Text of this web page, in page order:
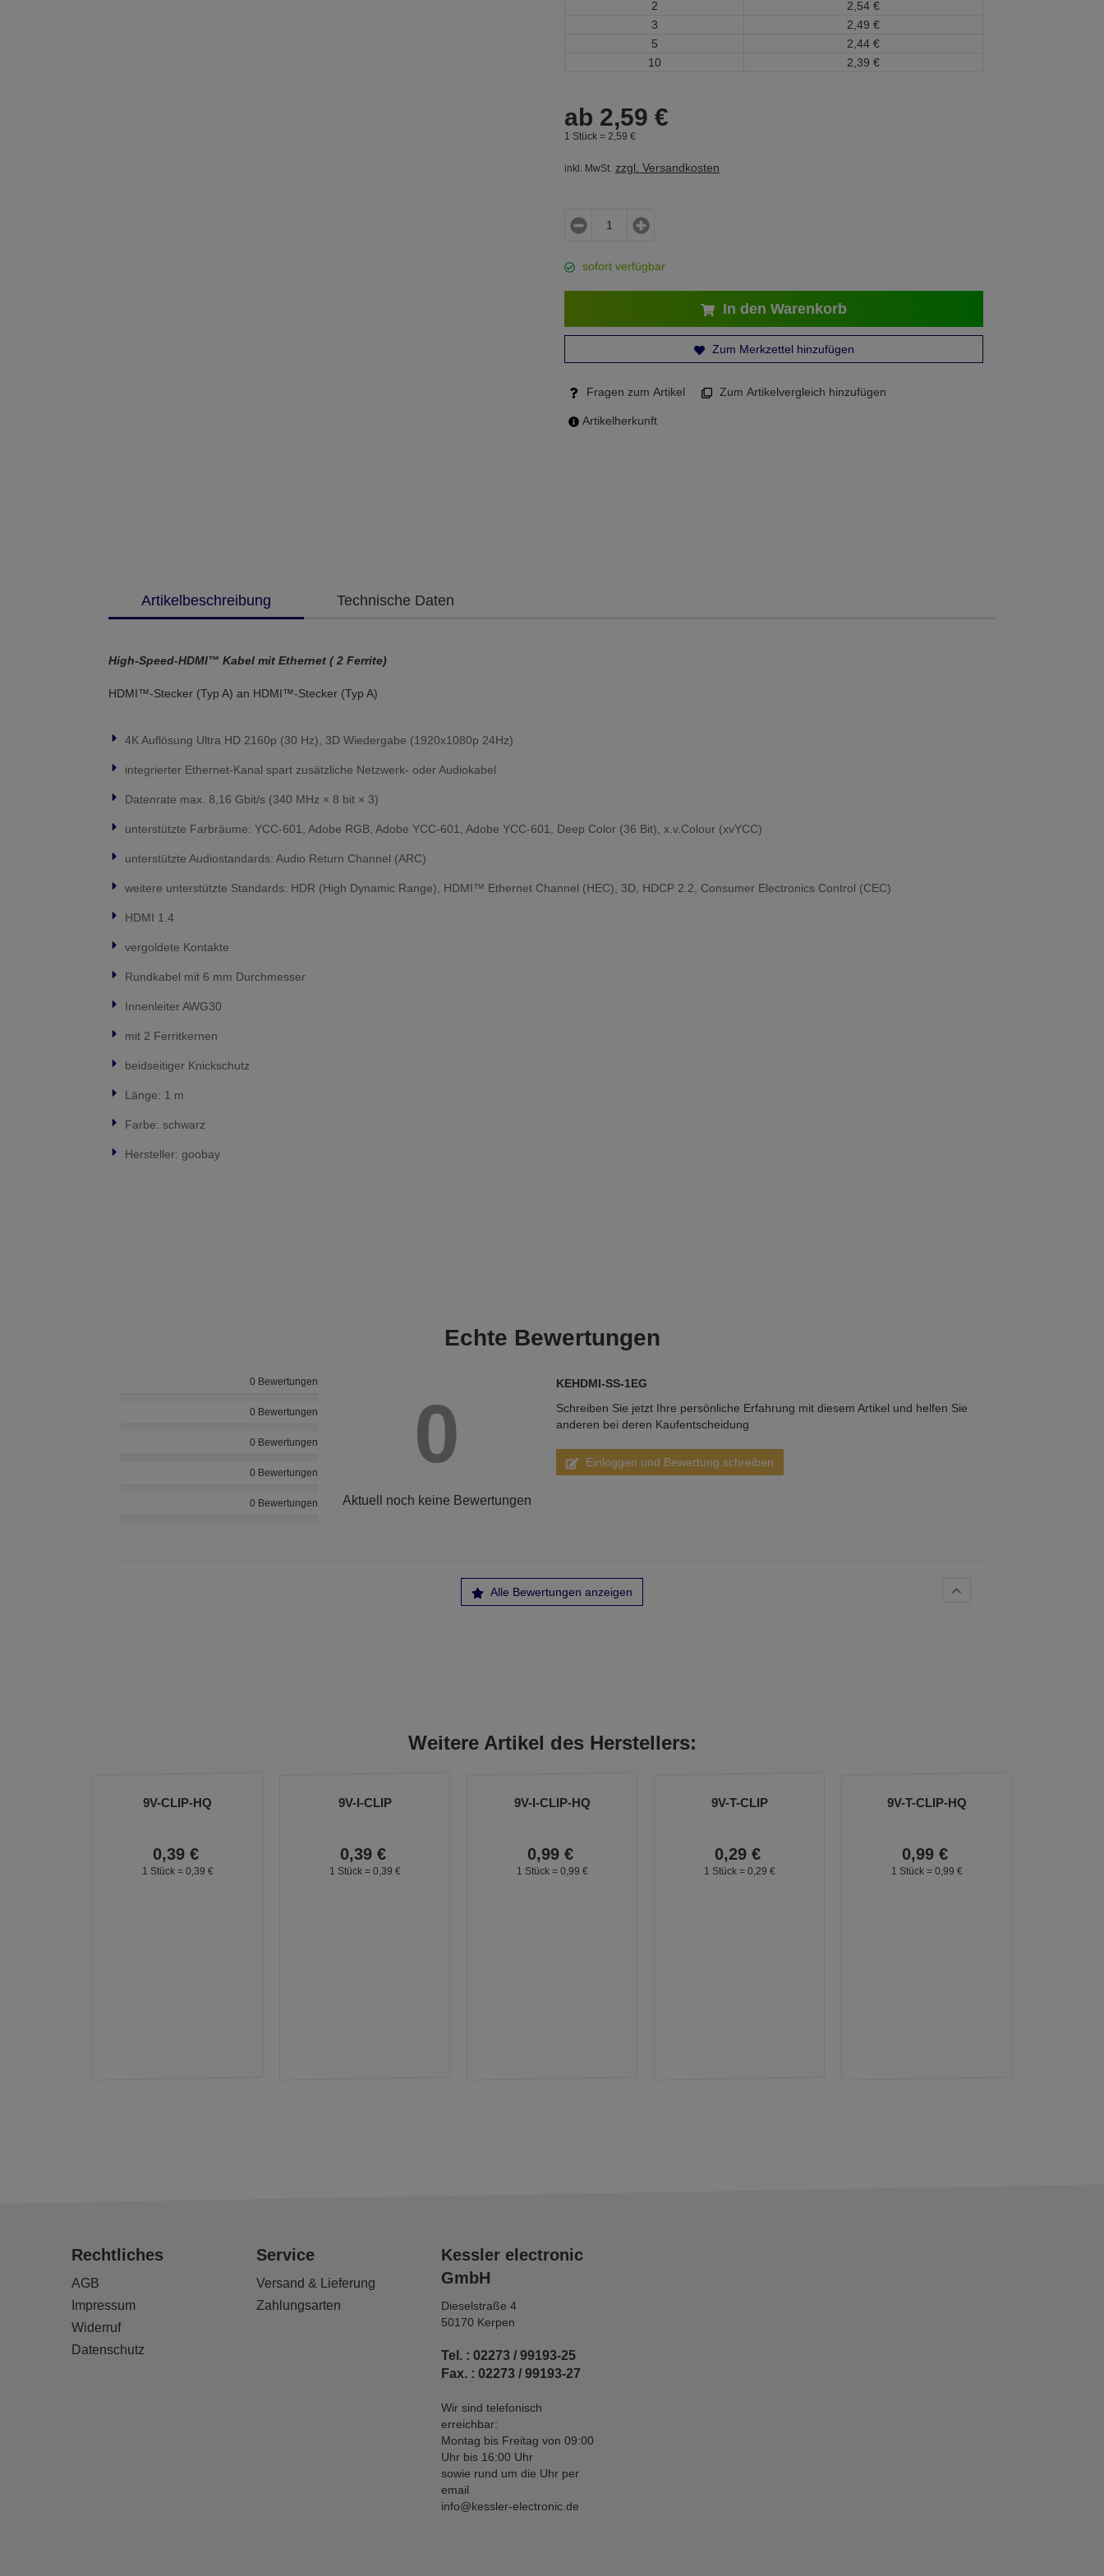
2
2, 54 €
3
2, 49 €
5
2, 44 €
10
2, 39 €
ab 2,59 €
1 Stück = 2, 59 €
inkl. MwSt. zzgl. Versandkosten
sofort verfügbar
In den Warenkorb
Zum Merkzettel hinzufügen
Fragen zum Artikel Zum Artikelvergleich hinzufügen
Artikelherkunft
Artikelbeschreibung Technische Daten
High-Speed-HDMI™ Kabel mit Ethernet ( 2 Ferrite)
HDMI™-Stecker (Typ A) an HDMI™-Stecker (Typ A)
4K Auflösung Ultra HD 2160p (30 Hz), 3D Wiedergabe (1920x1080p 24Hz)
integrierter Ethernet-Kanal spart zusätzliche Netzwerk- oder Audiokabel
Datenrate max. 8,16 Gbit/s (340 MHz × 8 bit × 3)
unterstützte Farbräume: YCC-601, Adobe RGB, Adobe YCC-601, Adobe YCC-601, Deep Color (36 Bit), x.v.Colour (xvYCC)
unterstützte Audiostandards: Audio Return Channel (ARC)
weitere unterstützte Standards: HDR (High Dynamic Range), HDMI™ Ethernet Channel (HEC), 3D, HDCP 2.2, Consumer Electronics Control (CEC)
HDMI 1.4
vergoldete Kontakte
Rundkabel mit 6 mm Durchmesser
Innenleiter AWG30
mit 2 Ferritkernen
beidseitiger Knickschutz
Länge: 1 m
Farbe: schwarz
Hersteller: goobay
Echte Bewertungen
0 Bewertungen
0 Bewertungen
0 Bewertungen
0 Bewertungen
0 Bewertungen
0
Aktuell noch keine Bewertungen
KEHDMI-SS-1EG
Schreiben Sie jetzt Ihre persönliche Erfahrung mit diesem Artikel und helfen Sie
anderen bei deren Kaufentscheidung
Einloggen und Bewertung schreiben
Alle Bewertungen anzeigen
Weitere Artikel des Herstellers:
9V-CLIP-HQ
0,39 €
1 Stück = 0, 39 €
9V-I-CLIP
0,39 €
1 Stück = 0, 39 €
9V-I-CLIP-HQ
0,99 €
1 Stück = 0, 99 €
9V-T-CLIP
0,29 €
1 Stück = 0, 29 €
9V-T-CLIP-HQ
0,99 €
1 Stück = 0, 99 €
Rechtliches
AGB
Impressum
Widerruf
Datenschutz
Service
Versand & Lieferung
Zahlungsarten
Kessler electronic
GmbH
Dieselstraße 4
50170 Kerpen
Tel. : 02273 / 99193-25
Fax. : 02273 / 99193-27
Wir sind telefonisch
erreichbar:
Montag bis Freitag von 09:00
Uhr bis 16:00 Uhr
sowie rund um die Uhr per
email
info@kessler-electronic.de